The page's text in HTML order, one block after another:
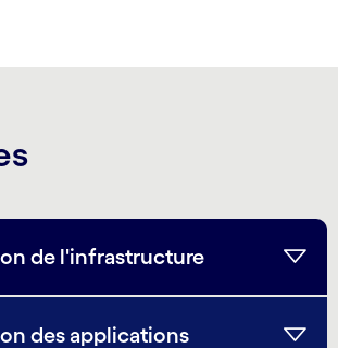
de l'infrastructure
des applications